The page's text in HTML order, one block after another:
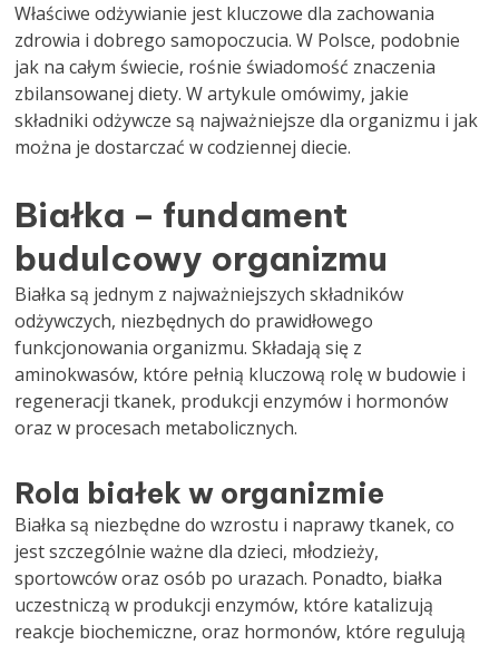
Właściwe odżywianie jest kluczowe dla zachowania
zdrowia i dobrego samopoczucia. W Polsce, podobnie
jak na całym świecie, rośnie świadomość znaczenia
zbilansowanej diety. W artykule omówimy, jakie
składniki odżywcze są najważniejsze dla organizmu i jak
można je dostarczać w codziennej diecie.
Białka – fundament
budulcowy organizmu
Białka są jednym z najważniejszych składników
odżywczych, niezbędnych do prawidłowego
funkcjonowania organizmu. Składają się z
aminokwasów, które pełnią kluczową rolę w budowie i
regeneracji tkanek, produkcji enzymów i hormonów
oraz w procesach metabolicznych.
Rola białek w organizmie
Białka są niezbędne do wzrostu i naprawy tkanek, co
jest szczególnie ważne dla dzieci, młodzieży,
sportowców oraz osób po urazach. Ponadto, białka
uczestniczą w produkcji enzymów, które katalizują
reakcje biochemiczne, oraz hormonów, które regulują